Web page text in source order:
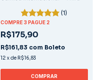
(1)
COMPRE 3 PAGUE 2
R$175,90
R$161,83 com Boleto
12 x de R$16,83
COMPRAR